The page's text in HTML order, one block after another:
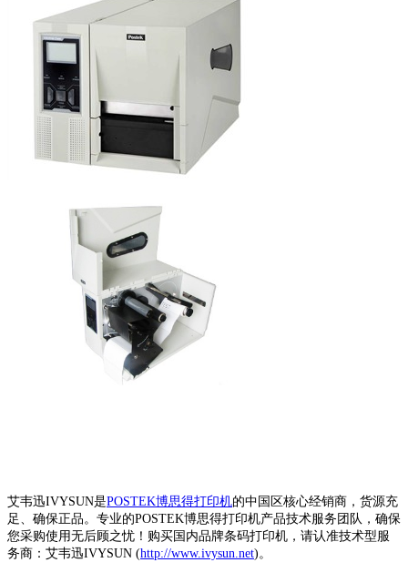
艾韦迅IVYSUN是POSTEK博思得打印机的中国区核心经销商，货源充
足、确保正品。专业的POSTEK博思得打印机产品技术服务团队，确保
您采购使用无后顾之忧！购买国内品牌条码打印机，请认准技术型服
务商：艾韦迅IVYSUN (http://www.ivysun.net)。